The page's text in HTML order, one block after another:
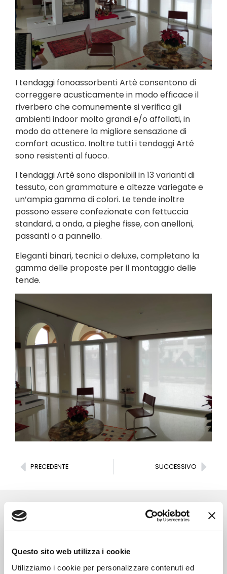
Questo sito web utilizza i cookie
Utilizziamo i cookie per personalizzare contenuti ed
I tendaggi fonoassorbenti Artè consentono di
correggere acusticamente in modo efficace il
riverbero che comunemente si verifica gli
ambienti indoor molto grandi e/o affollati, in
modo da ottenere la migliore sensazione di
comfort acustico. Inoltre tutti i tendaggi Arté
sono resistenti al fuoco.
I tendaggi Artè sono disponibili in 13 varianti di
tessuto, con grammature e altezze variegate e
un’ampia gamma di colori. Le tende inoltre
possono essere confezionate con fettuccia
standard, a onda, a pieghe fisse, con anelloni,
passanti o a pannello.
Eleganti binari, tecnici o deluxe, completano la
gamma delle proposte per il montaggio delle
tende.
PRECEDENTE SUCCESSIVO
News